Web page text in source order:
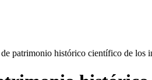
patrimonio histórico científico de los